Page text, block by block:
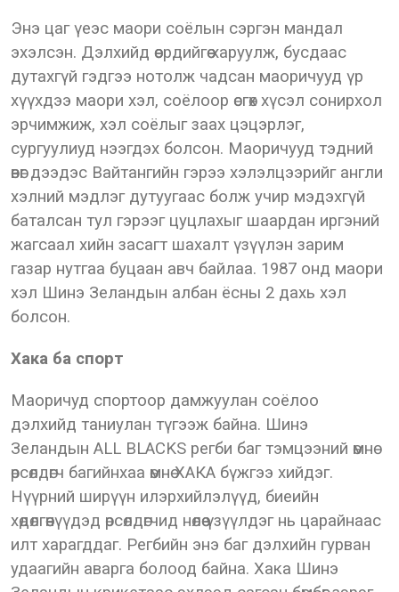
Энэ цаг үеэс маори соёлын сэргэн мандал
эхэлсэн. Дэлхийд өөсрдийгөө харуулж, бусдаас
дутахгүй гэдгээ нотолж чадсан маоричууд үр
хүүхдээ маори хэл, соёлоор өсгөх хүсэл сонирхол
эрчимжиж, хэл соёлыг заах цэцэрлэг,
сургуулиуд нээгдэх болсон. Маоричууд тэдний
өвөг дээдэс Вайтангийн гэрээ хэлэлцээрийг англи
хэлний мэдлэг дутуугаас болж учир мэдэхгүй
баталсан тул гэрээг цуцлахыг шаардан иргэний
жагсаал хийн засагт шахалт үзүүлэн зарим
газар нутгаа буцаан авч байлаа. 1987 онд маори
хэл Шинэ Зеландын албан ёсны 2 дахь хэл
болсон.
Хака ба спорт
Маоричуд спортоор дамжуулан соёлоо
дэлхийд таниулан түгээж байна. Шинэ
Зеландын ALL BLACKS регби баг тэмцээний өмнө
өрсөлдөгч багийнхаа өмнө ХАКА бүжгээ хийдэг.
Нүүрний ширүүн илэрхийлэлүүд, биеийн
хөдөлгөөнүүдэд өрсөлдөгчид нөлөө үзүүлдэг нь царайнаас
илт харагддаг. Регбийн энэ баг дэлхийн гурван
удаагийн аварга болоод байна. Хака Шинэ